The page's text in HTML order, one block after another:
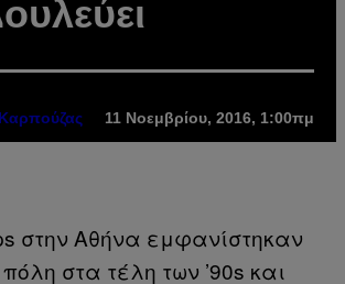
11 Νοεμβρίου, 2016, 1:00πμ
στην Αθήνα εμφανίστηκαν
στα τέλη των ’90s και